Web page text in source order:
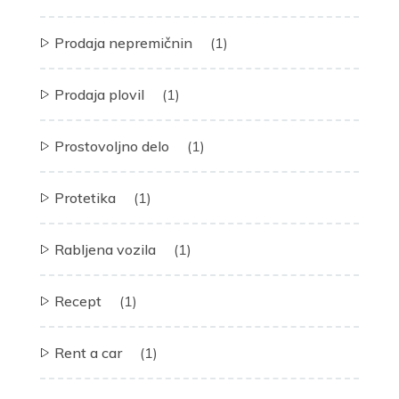
Prodaja nepremičnin (1)
Prodaja plovil (1)
Prostovoljno delo (1)
Protetika (1)
Rabljena vozila (1)
Recept (1)
Rent a car (1)